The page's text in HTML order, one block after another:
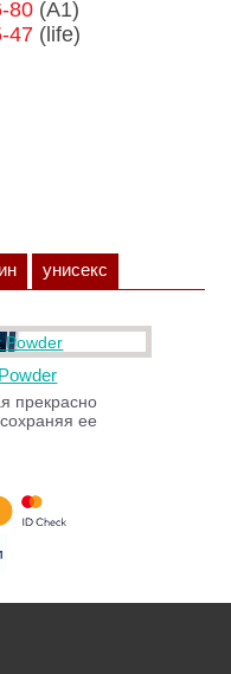
унисекс
прекрасно
ее
80 (A1)
47(life)